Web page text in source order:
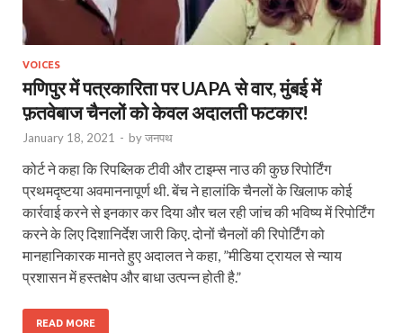
VOICES
मणिपुर में पत्रकारिता पर UAPA से वार, मुंबई में
फ़तवेबाज चैनलों को केवल अदालती फटकार!
January 18, 2021 - byजनपथ
कोर्ट ने कहा कि रिपब्लिक टीवी और टाइम्स नाउ की कुछ रिपोर्टिंग
प्रथमदृष्टया अवमाननापूर्ण थी. बेंच ने हालांकि चैनलों के खिलाफ कोई
कार्रवाई करने से इनकार कर दिया और चल रही जांच की भविष्य में रिपोर्टिंग
करने के लिए दिशानिर्देश जारी किए. दोनों चैनलों की रिपोर्टिंग को
मानहानिकारक मानते हुए अदालत ने कहा, ”मीडिया ट्रायल से न्याय
प्रशासन में हस्तक्षेप और बाधा उत्पन्न होती है.”
READ MORE